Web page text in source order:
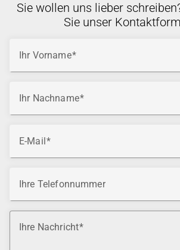
Sie wollen uns lieber
Sie unser
Ihr Vorname
Ihr Nachname
E-Mail
Ihre Telefonnummer
Ihre Nachricht